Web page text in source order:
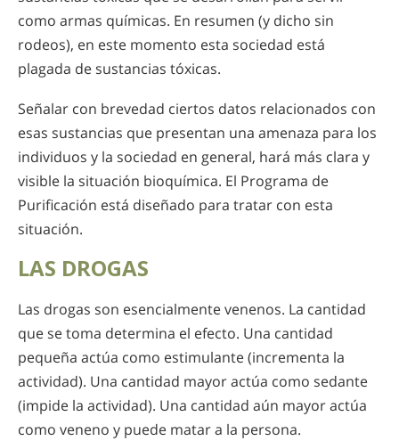
como armas químicas. En resumen (y dicho sin
rodeos), en este momento esta sociedad está
plagada de sustancias tóxicas.
Señalar con brevedad ciertos datos relacionados con
esas sustancias que presentan una amenaza para los
individuos y la sociedad en general, hará más clara y
visible la situación bioquímica. El Programa de
Purificación está diseñado para tratar con esta
situación.
LAS DROGAS
Las drogas son esencialmente venenos. La cantidad
que se toma determina el efecto. Una cantidad
pequeña actúa como estimulante (incrementa la
actividad). Una cantidad mayor actúa como sedante
(impide la actividad). Una cantidad aún mayor actúa
como veneno y puede matar a la persona.